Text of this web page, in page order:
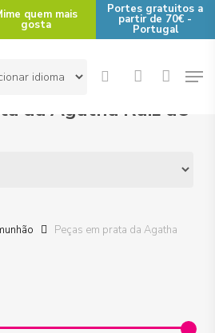
quem mais
gosta
Portes gratuitos a
partir de 70€ -
Portugal
searchaccount
da Agatha Ruiz de
Peças em prata da Agatha